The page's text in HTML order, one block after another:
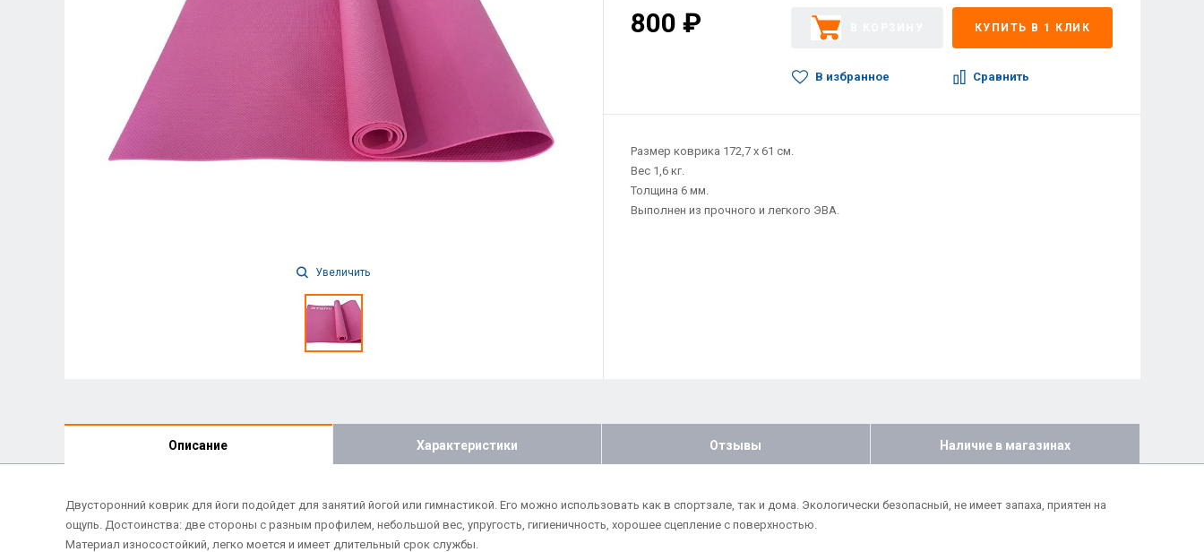
Увеличить
800 ₽ КУПИТЬ В 1 КЛИК
В избранное Сравнить
Размер коврика 172,7 х 61 см.
Вес 1,6 кг.
Толщина 6 мм.
Выполнен из прочного и легкого ЭВА.
Описание Характеристики Отзывы Наличие в магазинах
Двусторонний коврик для йоги подойдет для занятий йогой или гимнастикой. Его можно использовать как в спортзале, так и дома. Экологически безопасный, не имеет запаха, приятен на
ощупь. Достоинства: две стороны с разным профилем, небольшой вес, упругость, гигиеничность, хорошее сцепление с поверхностью.
Материал износостойкий, легко моется и имеет длительный срок службы.